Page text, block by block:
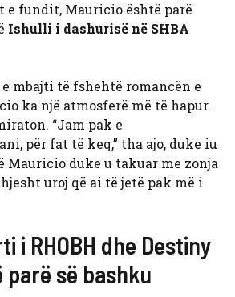
e fundit, Mauricio është parë
Ishulli i dashurisë në SHBA
mbajti të fshehtë romancën e
ka një atmosferë më të hapur.
“Jam pak e
për fat të keq,” tha ajo, duke iu
Mauricio duke u takuar me zonja
uroj që ai të jetë pak më i
i RHOBH dhe Destiny
parë së bashku